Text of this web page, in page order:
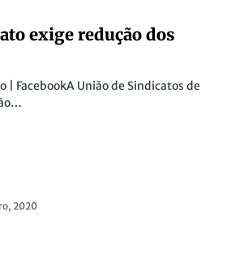
exige redução dos
| FacebookA União de Sindicatos de
2020